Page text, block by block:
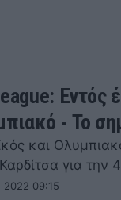
Εντός
- Το
και
για την
2022 09:15